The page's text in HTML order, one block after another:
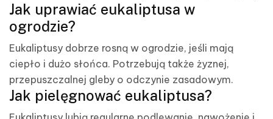
Jak uprawiać eukaliptusa w
ogrodzie?
Eukaliptusy dobrze rosną w ogrodzie, jeśli mają
ciepło i dużo słońca. Potrzebują także żyznej,
przepuszczalnej gleby o odczynie zasadowym.
Jak pielęgnować eukaliptusa?